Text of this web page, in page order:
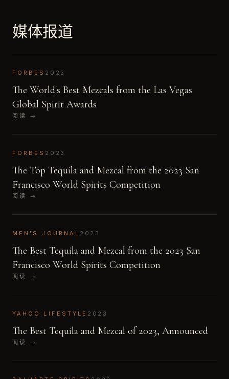
媒体报道
FORBES 2023
The World's Best Mezcals from the Las Vegas
Global Spirit Awards
阅读 →
FORBES 2023
The Top Tequila and Mezcal from the 2023 San
Francisco World Spirits Competition
阅读 →
MEN'S JOURNAL 2023
The Best Tequila and Mezcal from the 2023 San
Francisco World Spirits Competition
阅读 →
YAHOO LIFESTYLE 2023
The Best Tequila and Mezcal of 2023, Announced
阅读 →